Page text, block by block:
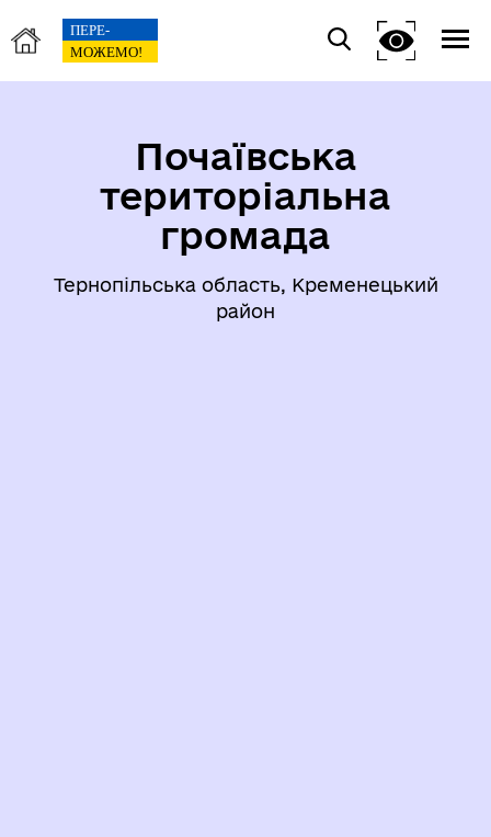
Почаївська
територіальна
громада
Тернопільська область, Кременецький
район